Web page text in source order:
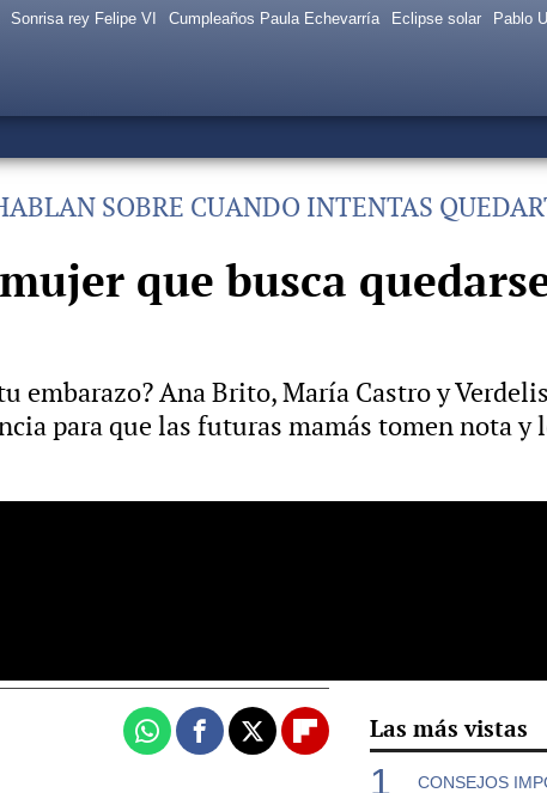
Sonrisa rey Felipe VI Cumpleaños Paula Echevarría Eclipse solar Pablo
SOBRE CUANDO INTENTAS
que busca
embarazo? Ana Brito, María Castro y
para que las futuras mamás tomen nota y
WhatsappFacebook
X FlipboardLas más vistas
CONSEJOS